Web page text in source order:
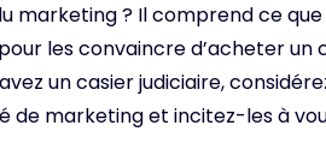
marketing ? Il comprend ce
les convaincre d’acheter un
un casier judiciaire,
de marketing et incitez-les à